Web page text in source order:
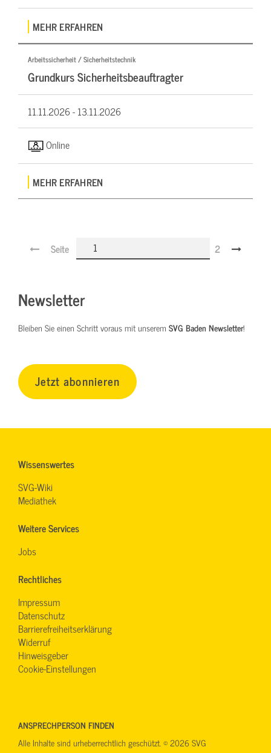
MEHR ERFAHREN
Arbeitssicherheit / Sicherheitstechnik
Grundkurs Sicherheitsbeauftragter
11.11.2026 -13.11.2026
Online
MEHR ERFAHREN
Seite 2
Newsletter
Bleiben Sie einen Schritt voraus mit unserem SVG Baden Newsletter!
Jetzt abonnieren
Wissenswertes
SVG-Wiki
Mediathek
Weitere Services
Jobs
Rechtliches
Impressum
Datenschutz
Barrierefreiheitserklärung
Widerruf
Hinweisgeber
Cookie-Einstellungen
ANSPRECHPERSON FINDEN
Alle Inhalte sind urheberrechtlich geschützt. © 2026 SVG